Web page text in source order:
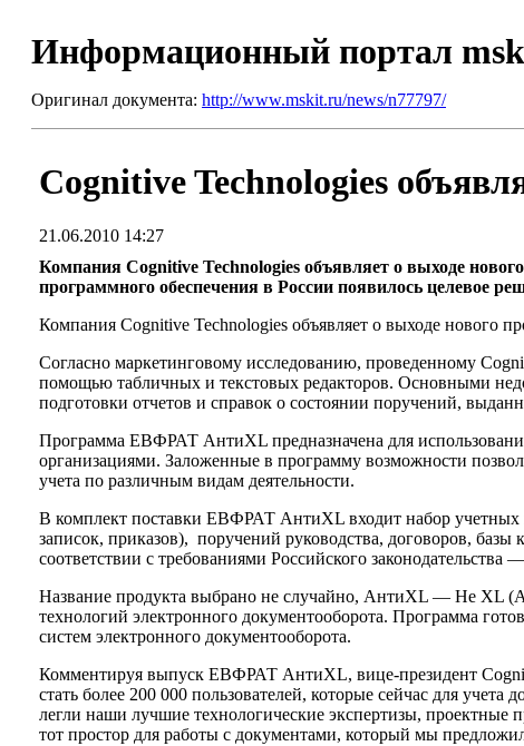
Информационный портал
Оригинал документа: http://www.mskit.ru/news/n77797/
Cognitive Technologies
21.06.2010 14:27
Компания Cognitive Technologies объявляет о выходе
программного обеспечения в России появилось целевое
Компания Cognitive Technologies объявляет о выходе нового
Согласно маркетинговому исследованию, проведенному
помощью табличных и текстовых редакторов. Основными
подготовки отчетов и справок о состоянии поручений,
Программа ЕВФРАТ АнтиXL предназначена для
организациями. Заложенные в программу возможности
учета по различным видам деятельности.
В комплект поставки ЕВФРАТ АнтиXL входит набор учетных
записок, приказов), поручений руководства, договоров,
соответствии с требованиями Российского
Название продукта выбрано не случайно, АнтиXL — Не XL
технологий электронного документооборота. Программа
систем электронного документооборота.
Комментируя выпуск ЕВФРАТ АнтиXL, вице-президент
стать более 200 000 пользователей, которые сейчас для
легли наши лучшие технологические экспертизы, проектные
тот простор для работы с документами, который мы